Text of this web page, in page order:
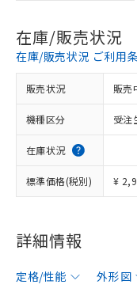
在庫/販売状況
在庫/販売状況 ご利用
販売状況 販売
機種区分 受注
在庫状況
標準価格(税別) ¥
詳細情報
定格/性能 外形図